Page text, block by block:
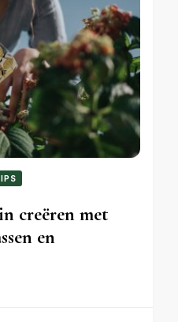
creëren met
en